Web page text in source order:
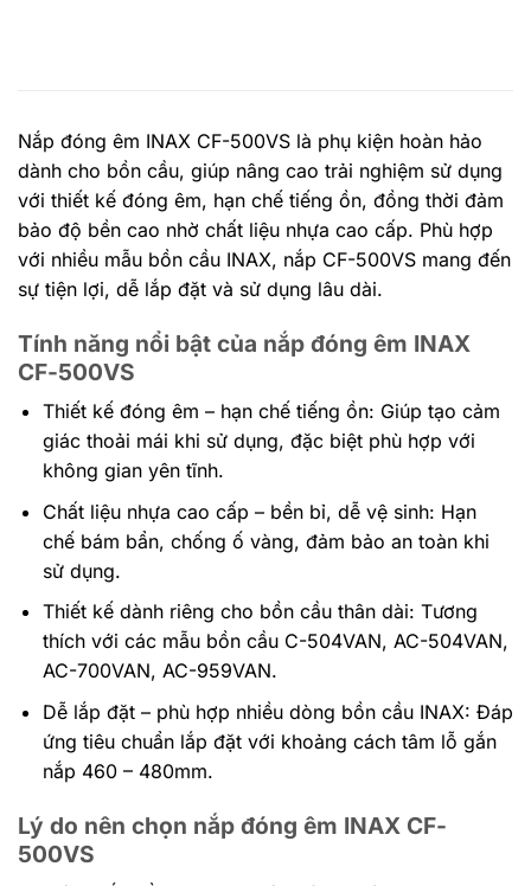
Nắp đóng êm INAX CF-500VS là phụ kiện hoàn hảo
dành cho bồn cầu, giúp nâng cao trải nghiệm sử dụng
với thiết kế đóng êm, hạn chế tiếng ồn, đồng thời đảm
bảo độ bền cao nhờ chất liệu nhựa cao cấp. Phù hợp
với nhiều mẫu bồn cầu INAX, nắp CF-500VS mang đến
sự tiện lợi, dễ lắp đặt và sử dụng lâu dài.
Tính năng nổi bật của nắp đóng êm INAX
CF-500VS
Thiết kế đóng êm – hạn chế tiếng ồn: Giúp tạo cảm
giác thoải mái khi sử dụng, đặc biệt phù hợp với
không gian yên tĩnh.
Chất liệu nhựa cao cấp – bền bỉ, dễ vệ sinh: Hạn
chế bám bẩn, chống ố vàng, đảm bảo an toàn khi
sử dụng.
Thiết kế dành riêng cho bồn cầu thân dài: Tương
thích với các mẫu bồn cầu C-504VAN, AC-504VAN,
AC-700VAN, AC-959VAN.
Dễ lắp đặt – phù hợp nhiều dòng bồn cầu INAX: Đáp
ứng tiêu chuẩn lắp đặt với khoảng cách tâm lỗ gắn
nắp 460 – 480mm.
Lý do nên chọn nắp đóng êm INAX CF-
500VS